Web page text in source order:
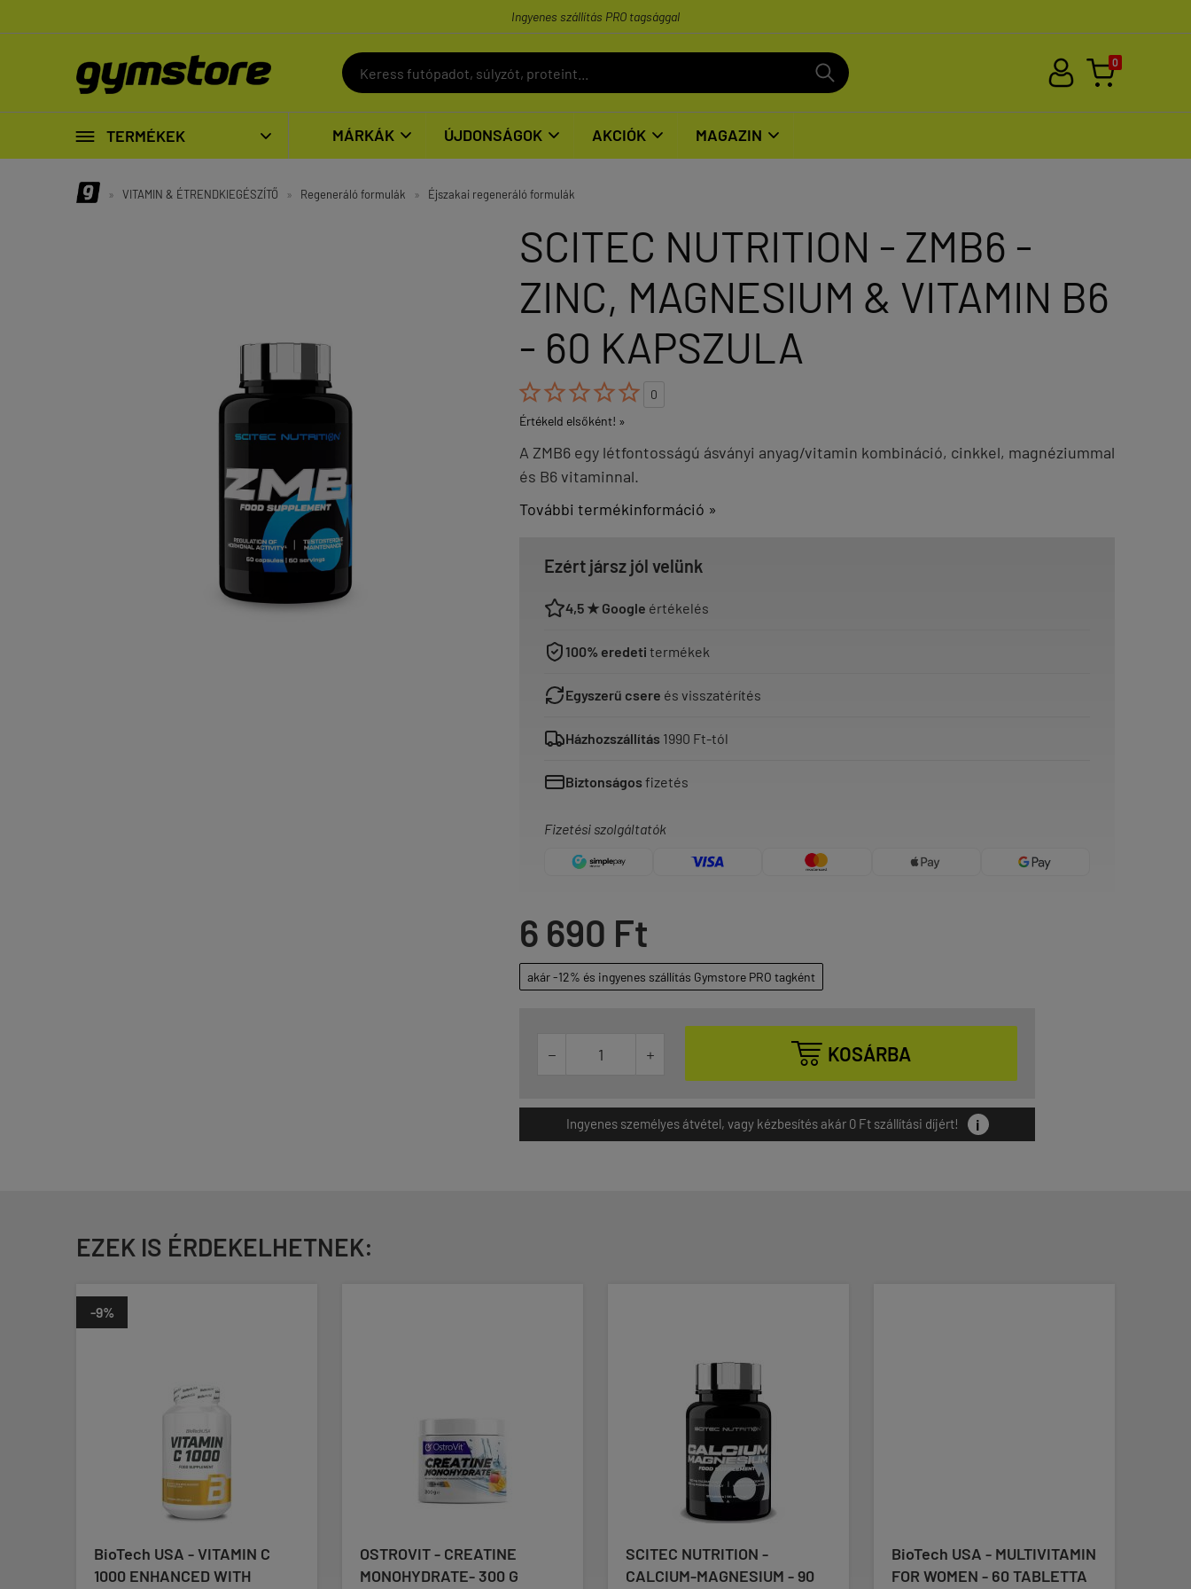
Ingyenes szállítás PRO tagsággal
0
 TERMÉKEK  MÁRKÁK  ÚJDONSÁGOK  AKCIÓK  MAGAZIN 
» VITAMIN & ÉTRENDKIEGÉSZÍTŐ » Regeneráló formulák » Éjszakai regeneráló formulák
SCITEC NUTRITION - ZMB6 -
ZINC, MAGNESIUM & VITAMIN B6
- 60 KAPSZULA

0
Értékeld elsőként! »
A ZMB6 egy létfontosságú ásványi anyag/vitamin kombináció, cinkkel, magnéziummal
és B6 vitaminnal.
További termékinformáció »
Ezért jársz jól velünk
4,5 ★ Google értékelés
100% eredeti termékek
Egyszerű csere és visszatérítés
Házhozszállítás 1990 Ft-tól
Biztonságosfizetés
Fizetési szolgáltatók
6 690 Ft
akár -12% és ingyenes szállítás Gymstore PRO tagként
   KOSÁRBA
Ingyenes személyes átvétel, vagy kézbesítés akár 0 Ft szállítási díjért! i
EZEK IS ÉRDEKELHETNEK:
-9%
BioTech USA - VITAMIN C
1000 ENHANCED WITH
OSTROVIT - CREATINE
MONOHYDRATE- 300 G
SCITEC NUTRITION -
CALCIUM-MAGNESIUM - 90
BioTech USA - MULTIVITAMIN
FOR WOMEN - 60 TABLETTA